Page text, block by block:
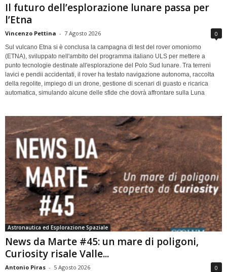
Il futuro dell’esplorazione lunare passa per
l’Etna
Vincenzo Pettina - 7 Agosto 2026 0
Sul vulcano Etna si è conclusa la campagna di test del rover omoniomo
(ETNA), sviluppato nell'ambito del programma italiano ULS per mettere a
punto tecnologie destinate all'esplorazione del Polo Sud lunare. Tra terreni
lavici e pendii accidentati, il rover ha testato navigazione autonoma, raccolta
della regolite, impiego di un drone, gestione di scenari di guasto e ricarica
automatica, simulando alcune delle sfide che dovrà affrontare sulla Luna
Astronautica ed Esplorazione Spaziale
News da Marte #45: un mare di poligoni,
Curiosity risale Valle...
Antonio Piras - 5 Agosto 2026 0